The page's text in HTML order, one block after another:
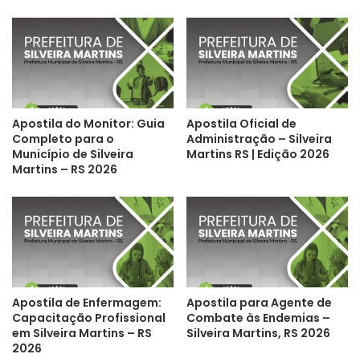
Apostila do Monitor: Guia
Completo para o
Município de Silveira
Martins – RS 2026
Apostila Oficial de
Administração – Silveira
Martins RS | Edição 2026
Apostila de Enfermagem:
Capacitação Profissional
em Silveira Martins – RS
2026
Apostila para Agente de
Combate às Endemias –
Silveira Martins, RS 2026